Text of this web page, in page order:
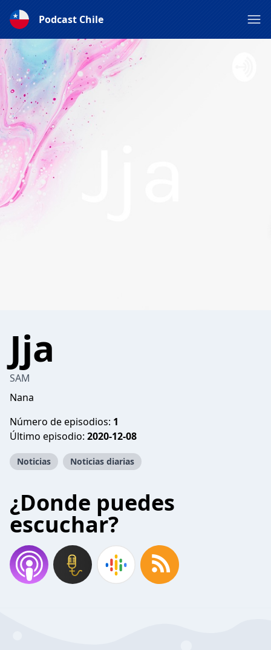
Podcast Chile
Jja
SAM
Nana
Número de episodios: 1
Último episodio: 2020-12-08
Noticias Noticias diarias
¿Donde puedes
escuchar?